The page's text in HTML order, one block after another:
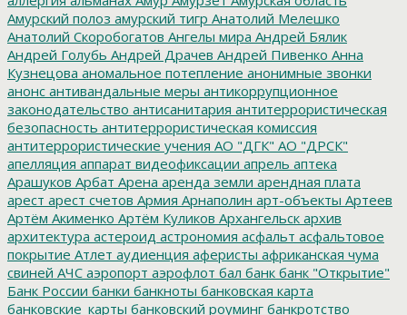
Амурский полоз амурский тигр Анатолий Мелешко
Анатолий Скоробогатов Ангелы мира Андрей Бялик
Андрей Голубь Андрей Драчев Андрей Пивенко Анна
Кузнецова аномальное потепление анонимные звонки
анонс антивандальные меры антикоррупционное
законодательство антисанитария антитеррористическая
безопасность антитеррористическая комиссия
антитеррористические учения АО "ДГК" АО "ДРСК"
апелляция аппарат видеофиксации апрель аптека
Арашуков Арбат Арена аренда земли арендная плата
арест арест счетов Армия Арнаполин арт-объекты Артеев
Артём Акименко Артём Куликов Архангельск архив
архитектура астероид астрономия асфальт асфальтовое
покрытие Атлет аудиенция аферисты африканская чума
свиней АЧС аэропорт аэрофлот бал банк банк "Открытие"
Банк России банки банкноты банковская карта
банковские_карты банковский роуминг банкротство